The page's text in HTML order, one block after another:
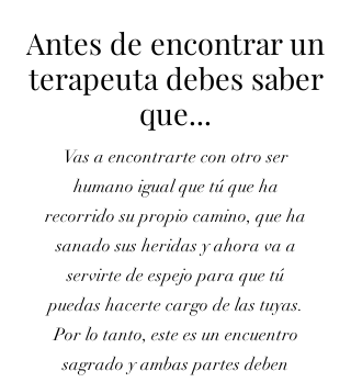
Antes de encontrar un
terapeuta debes saber
que...
Vas a encontrarte con otro ser
humano igual que tú que ha
recorrido su propio camino, que ha
sanado sus heridas y ahora va a
servirte de espejo para que tú
puedas hacerte cargo de las tuyas.
Por lo tanto, este es un encuentro
sagrado y ambas partes deben